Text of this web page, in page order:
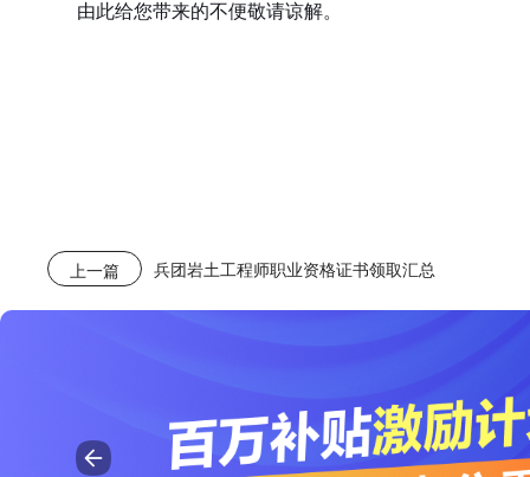
由此给您带来的不便敬请谅解。
上一篇 兵团岩土工程师职业资格证书领取汇总